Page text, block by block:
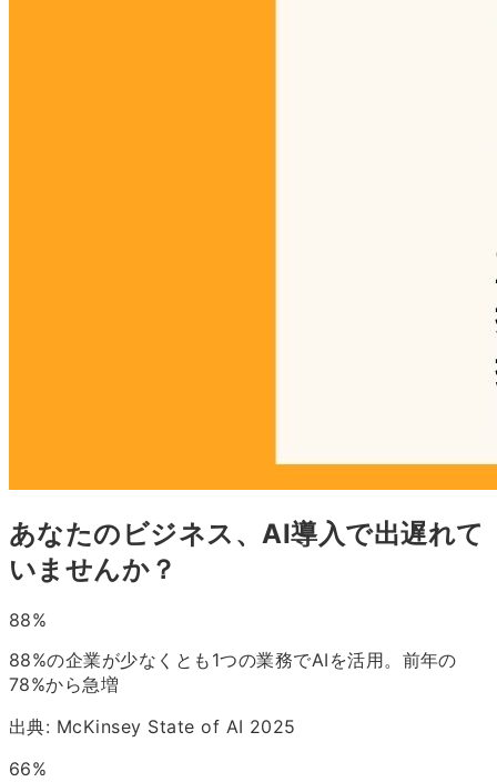
あなたのビジネス、AI導入で出遅れて
いませんか？
88%
88%の企業が少なくとも1つの業務でAIを活用。前年の
78%から急増
出典: McKinsey State of AI 2025
66%